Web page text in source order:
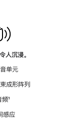
人沉浸。
单元
成形阵列
频脚
¹
感应